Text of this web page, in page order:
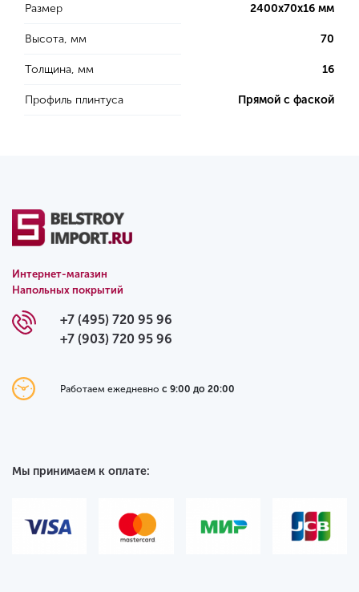
Размер 2400х70х16 мм
Высота, мм 70
Толщина, мм 16
Профиль плинтуса Прямой с фаской
Интернет-магазин
Напольных покрытий
+7 (495) 720 95 96
+7 (903) 720 95 96
Работаем ежедневно с 9:00 до 20:00
Мы принимаем к оплате: